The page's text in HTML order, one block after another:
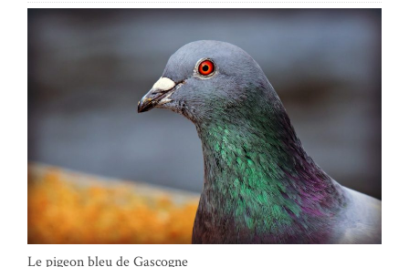
Le pigeon bleu de Gascogne